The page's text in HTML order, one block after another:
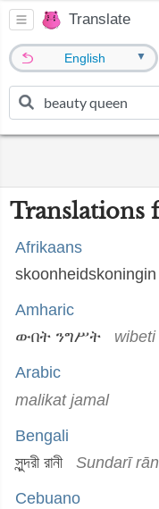
Translate
English ▼
Translations
Afrikaans
skoonheidskoningin
Amharic
ውበት ንግሥት
Arabic
malikat jamal
Bengali
সুন্দরী রানী
Sundarī
Cebuano